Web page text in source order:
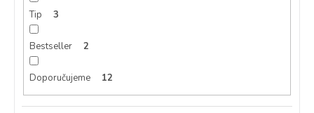
Tip 3
Bestseller 2
Doporučujeme 12